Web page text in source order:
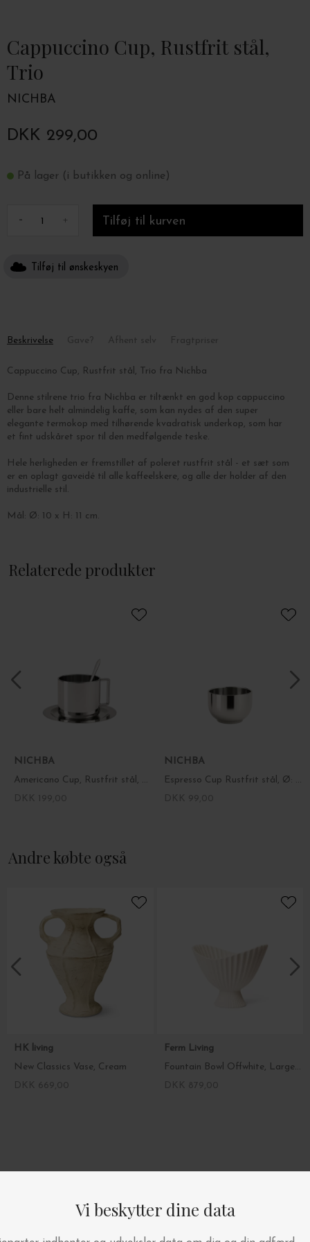
Cappuccino Cup, Rustfrit stål,
Trio
NICHBA
DKK 299,00
På lager (i butikken og online)
- +
Tilføj til ønskeskyen
Beskrivelse
Cappuccino Cup, Rustfrit stål, Trio fra Nichba
Denne stilrene trio fra Nichba er tiltænkt en god kop cappuccino
eller bare helt almindelig kaffe, som kan nydes af den super
elegante termokop med tilhørende kvadratisk underkop, som har
et fint udskåret spor til den medfølgende teske.
Hele herligheden er fremstillet af poleret rustfrit stål - et sæt som
er en oplagt gaveidé til alle kaffeelskere, og alle der holder af den
industrielle stil.
Mål: Ø: 10 x H: 11 cm.
Relaterede produkter
NICHBA
Americano Cup, Rustfrit stål, Trio
NICHBA
Espresso Cup Rustfrit stål, Ø: 8*6 cm.
Andre købte også
HK living
New Classics Vase, Cream
Ferm Living
Fountain Bowl Offwhite, Large 19*28
4.9/5 STJERNER PÅ TRUSTPILOT
BYT OG AFHENT I BUTIKKEN